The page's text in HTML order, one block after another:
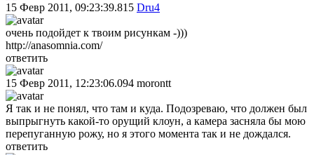
15 Февр 2011, 09:23:39.815 Dru4
очень подойдет к твоим рисункам -)))
http://anasomnia.com/
ответить
15 Февр 2011, 12:23:06.094 morontt
Я так и не понял, что там и куда. Подозреваю, что должен был
выпрыгнуть какой-то орущий клоун, а камера засняла бы мою
перепуганную рожу, но я этого момента так и не дождался.
ответить